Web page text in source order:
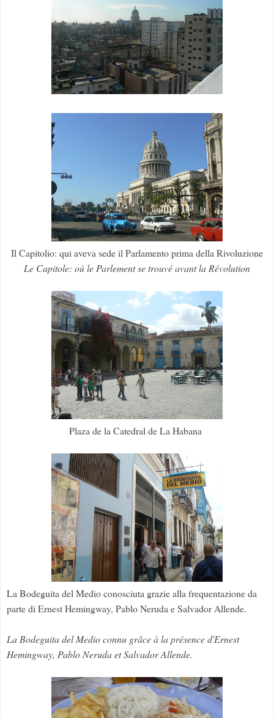
Il Capitolio: qui aveva sede il Parlamento prima della Rivoluzione
Le Capitole: où le Parlement se trouvé avant la Révolution
Plaza de la Catedral de La Habana
La Bodeguita del Medio conosciuta grazie alla frequentazione da
parte di Ernest Hemingway, Pablo Neruda e Salvador Allende.
La Bodeguita del Medio connu grâce à la présence d'Ernest
Hemingway, Pablo Neruda et Salvador Allende.